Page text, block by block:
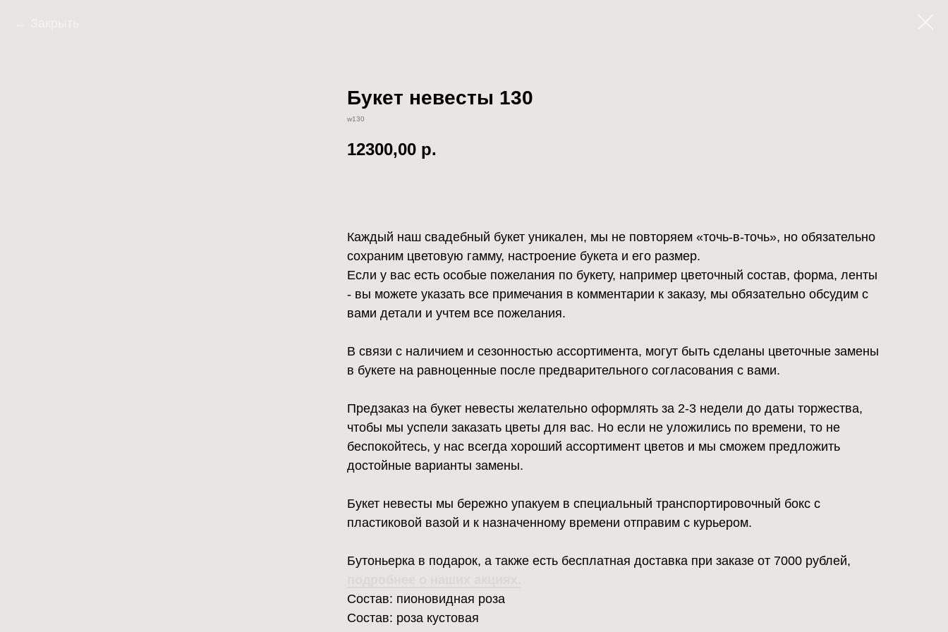
Букет невесты 130
w130
12300,00 р.
Каждый наш свадебный букет уникален, мы не повторяем «точь-в-точь», но обязательно
сохраним цветовую гамму, настроение букета и его размер.
Если у вас есть особые пожелания по букету, например цветочный состав, форма, ленты
- вы можете указать все примечания в комментарии к заказу, мы обязательно обсудим с
вами детали и учтем все пожелания.
В связи с наличием и сезонностью ассортимента, могут быть сделаны цветочные замены
в букете на равноценные после предварительного согласования с вами.
Предзаказ на букет невесты желательно оформлять за 2-3 недели до даты торжества,
чтобы мы успели заказать цветы для вас. Но если не уложились по времени, то не
беспокойтесь, у нас всегда хороший ассортимент цветов и мы сможем предложить
достойные варианты замены.
Букет невесты мы бережно упакуем в специальный транспортировочный бокс с
пластиковой вазой и к назначенному времени отправим с курьером.
Бутоньерка в подарок, а также есть бесплатная доставка при заказе от 7000 рублей,
Состав: пионовидная роза
Состав: роза кустовая